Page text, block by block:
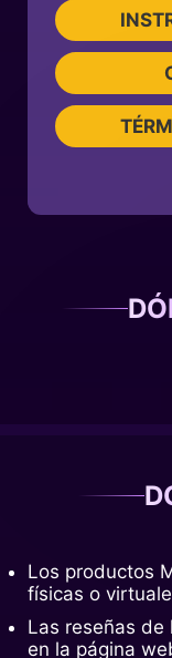
Los productos
físicas o
Las reseñas
en la página